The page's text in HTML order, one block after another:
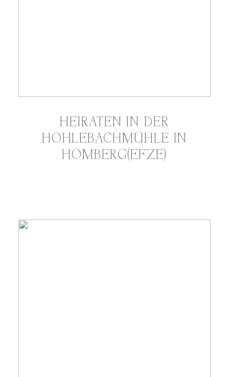
HEIRATEN IN DER
HOHLEBACHMÜHLE IN
HOMBERG(EFZE)